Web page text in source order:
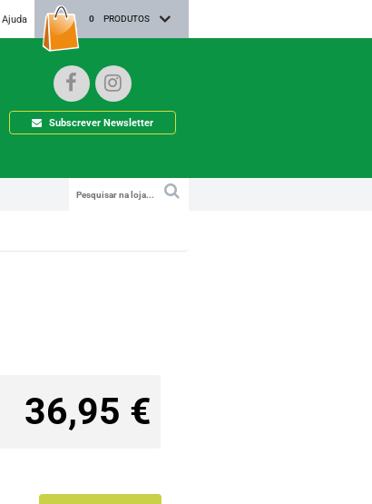
0 PRODUTOS
Ajuda
Subscrever Newsletter
36,95 €